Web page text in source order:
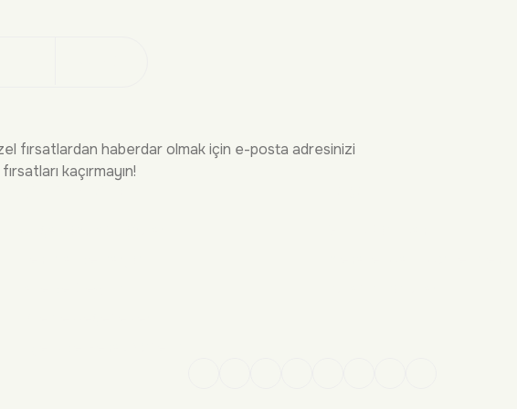
fırsatlardan haberdar olmak için e-posta adresinizi
fırsatları kaçırmayın!